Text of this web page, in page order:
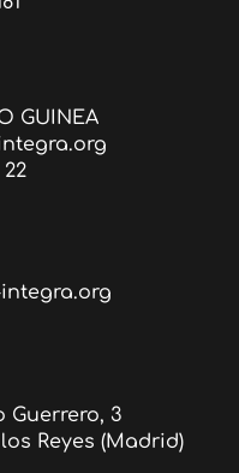
GUINEA
22
Guerrero, 3
Reyes (Madrid)